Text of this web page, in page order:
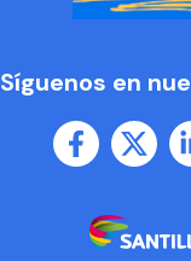
Síguenos en